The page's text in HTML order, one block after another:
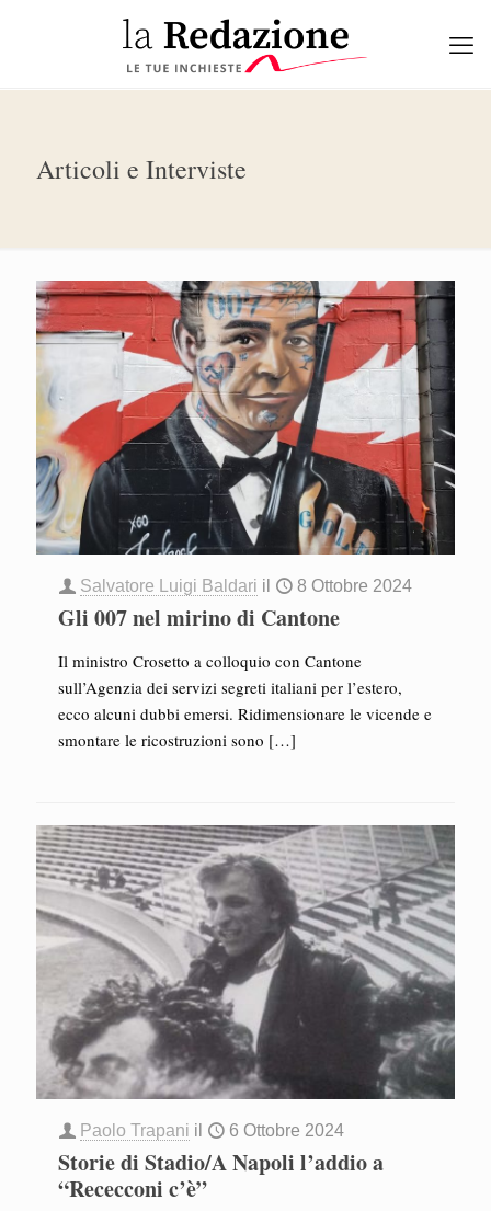
Articoli e Interviste
Salvatore Luigi Baldari il 8 Ottobre 2024
Gli 007 nel mirino di Cantone
Il ministro Crosetto a colloquio con Cantone
sull’Agenzia dei servizi segreti italiani per l’estero,
ecco alcuni dubbi emersi. Ridimensionare le vicende e
smontare le ricostruzioni sono […]
Paolo Trapani il 6 Ottobre 2024
Storie di Stadio/A Napoli l’addio a
“Rececconi c’è”